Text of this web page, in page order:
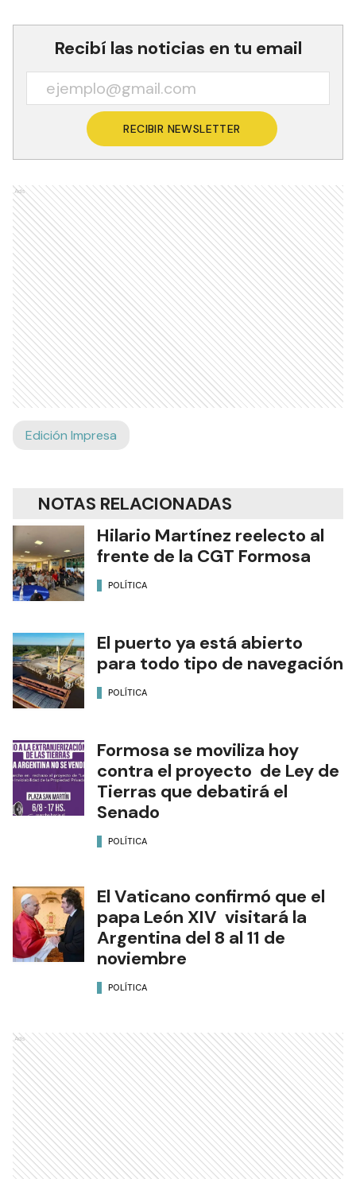
Recibí las noticias en tu email
RECIBIR NEWSLETTER
Ads
Edición Impresa
NOTAS RELACIONADAS
Hilario Martínez reelecto al
frente de la CGT Formosa
POLÍTICA
El puerto ya está abierto
para todo tipo de navegación
POLÍTICA
Formosa se moviliza hoy
contra el proyecto de Ley de
Tierras que debatirá el
Senado
POLÍTICA
El Vaticano confirmó que el
papa León XIV visitará la
Argentina del 8 al 11 de
noviembre
POLÍTICA
Ads